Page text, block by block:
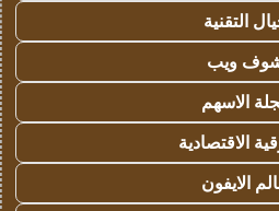
التقنية
ويب
الاسهم
الاقتصادية
الايفون